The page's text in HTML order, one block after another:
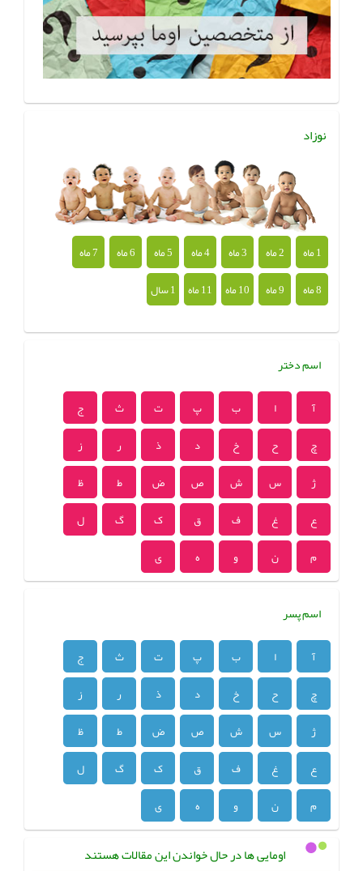
نوزاد
1 ماه 2 ماه 3 ماه 4 ماه 5 ماه 6 ماه
7 ماه
8 ماه
9 ماه 10 ماه 11 ماه 1 سال
اسم دختر
آ ا ب پ ت ث
ج
چ
ح خ د ذ ر
ز
ژ
س ش ص ض ط
ظ
ع
غ ف ق ک گ
ل
م
ن و ه ی
اسم پسر
آ ا ب پ ت ث
ج
چ
ح خ د ذ ر
ز
ژ
س ش ص ض ط
ظ
ع
غ ف ق ک گ
ل
م
ن و ه ی
اومایی ها در حال خواندن این مقالات هستند